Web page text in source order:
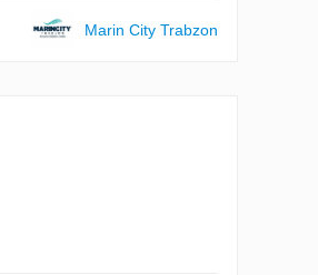
Marin City Trabzon